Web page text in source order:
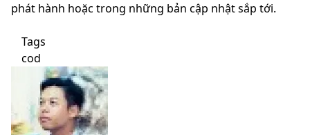
phát hành hoặc trong những bản cập nhật sắp tới.
Tags
cod